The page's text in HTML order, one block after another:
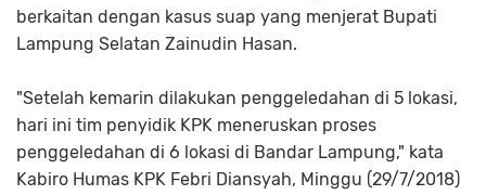
berkaitan dengan kasus suap yang menjerat Bupati
Lampung Selatan Zainudin Hasan.
"Setelah kemarin dilakukan penggeledahan di 5 lokasi,
hari ini tim penyidik KPK meneruskan proses
penggeledahan di 6 lokasi di Bandar Lampung," kata
Kabiro Humas KPK Febri Diansyah, Minggu (29/7/2018)